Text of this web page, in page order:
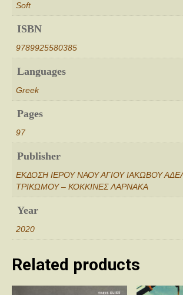
Soft
ISBN
9789925580385
Languages
Greek
Pages
97
Publisher
ΕΚΔΟΣΗ ΙΕΡΟΥ ΝΑΟΥ ΑΓΙΟΥ ΙΑΚΩΒΟΥ
ΤΡΙΚΩΜΟΥ – ΚΟΚΚΙΝΕΣ ΛΑΡΝΑΚΑ
Year
2020
Related products